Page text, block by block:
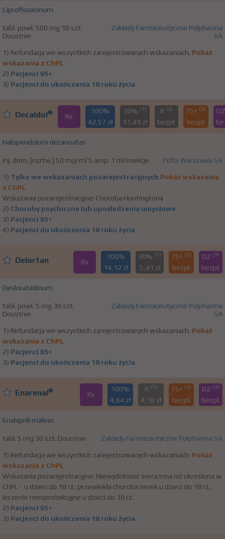
Ciprofloxacinum
tabl. powl. 500 mg 10 szt.
Doustnie
Zakłady Farmaceutyczne Polpharma
SA
1) Refundacja we wszystkich zarejestrowanych wskazaniach. Pokaż
wskazania z ChPL
2) Pacjenci 65+
3) Pacjenci do ukończenia 18 roku życia
Decaldol® Rx
100%
42,57 zł
30% (1)
11,49 zł
B (2)
bezpł.
75+ (3)
bezpł.
Haloperidolum decanoatas
inj. dom. [roztw.] 50 mg/ml 5 amp. 1 ml Iniekcje Polfa Warszawa SA
1) Tylko we wskazaniach pozarejestracyjnych Pokaż wskazania
z ChPL
Wskazania pozarejestracyjne: Choroba Huntingtona
2) Choroby psychiczne lub upośledzenia umysłowe
3) Pacjenci 65+
4) Pacjenci do ukończenia 18 roku życia
Delortan Rx
100%
14,12 zł
30% (1)
5,41 zł
75+ (2)
bezpł.
DZ (3)
bezpł.
Desloratadinum
tabl. powl. 5 mg 30 szt.
Doustnie
Zakłady Farmaceutyczne Polpharma
SA
1) Refundacja we wszystkich zarejestrowanych wskazaniach. Pokaż
wskazania z ChPL
2) Pacjenci 65+
3) Pacjenci do ukończenia 18 roku życia
Enarenal® Rx
100%
4,64 zł
R (1)
4,18 zł
75+ (2)
bezpł.
DZ (3)
bezpł.
Enalaprili maleas
tabl. 5 mg 30 szt. Doustnie Zakłady Farmaceutyczne Polpharma SA
1) Refundacja we wszystkich zarejestrowanych wskazaniach. Pokaż
wskazania z ChPL
Wskazania pozarejestracyjne: Niewydolność serca inna niż określona w
ChPL - u dzieci do 18 rż.; przewlekła choroba nerek u dzieci do 18 rż.;
leczenie renoprotekcyjne u dzieci do 18 rż.
2) Pacjenci 65+
3) Pacjenci do ukończenia 18 roku życia